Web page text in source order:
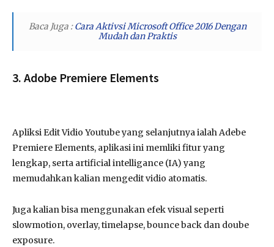
Baca Juga :Cara Aktivsi Microsoft Office 2016 Dengan
Mudah dan Praktis
3. Adobe Premiere Elements
Apliksi Edit Vidio Youtube yang selanjutnya ialah Adebe
Premiere Elements, aplikasi ini memliki fitur yang
lengkap, serta artificial intelligance (IA) yang
memudahkan kalian mengedit vidio atomatis.
Juga kalian bisa menggunakan efek visual seperti
slowmotion, overlay, timelapse, bounce back dan doube
exposure.